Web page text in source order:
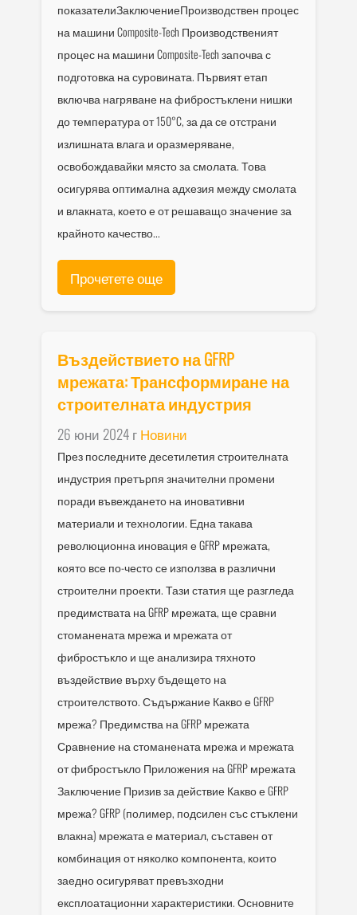
показателиЗаключениеПроизводствен процес
на машини Composite-Tech Производственият
процес на машини Composite-Tech започва с
подготовка на суровината. Първият етап
включва нагряване на фибростъклени нишки
до температура от 150°C, за да се отстрани
излишната влага и оразмеряване,
освобождавайки място за смолата. Това
осигурява оптимална адхезия между смолата
и влакната, което е от решаващо значение за
крайното качество...
Прочетете още
Въздействието на GFRP
мрежата: Трансформиране на
строителната индустрия
26 юни 2024 гНовини
През последните десетилетия строителната
индустрия претърпя значителни промени
поради въвеждането на иновативни
материали и технологии. Една такава
революционна иновация е GFRP мрежата,
която все по-често се използва в различни
строителни проекти. Тази статия ще разгледа
предимствата на GFRP мрежата, ще сравни
стоманената мрежа и мрежата от
фибростъкло и ще анализира тяхното
въздействие върху бъдещето на
строителството. Съдържание Какво е GFRP
мрежа? Предимства на GFRP мрежата
Сравнение на стоманената мрежа и мрежата
от фибростъкло Приложения на GFRP мрежата
Заключение Призив за действие Какво е GFRP
мрежа? GFRP (полимер, подсилен със стъклени
влакна) мрежата е материал, съставен от
комбинация от няколко компонента, които
заедно осигуряват превъзходни
експлоатационни характеристики. Основните